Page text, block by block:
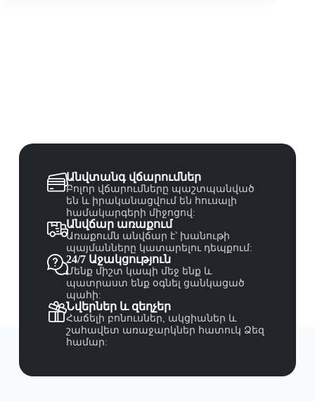
Անվտանգ վճարումներ
Բոլոր վճարումները պաշտպանված
են և իրականացվում են հուսալի
համակարգերի միջոցով:
Անվճար առաքում
Առաքումն անվճար է՝ խանութի
պայմանները կատարելու դեպքում:
24/7 Աջակցություն
Մենք միշտ կապի մեջ ենք և
պատրաստ ենք օգնել ցանկացած
պահի:
Նվերներ և զեղչեր
Հաճելի բոնուսներ, ակցիաներ և
շահավետ առաջարկներ հատուկ Ձեզ
համար: